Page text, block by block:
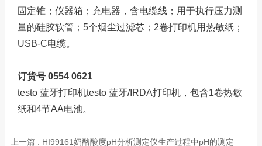
固定锥；仪器箱；充电器，含电缆线；用于执行压力测
量的硅胶软管；5个烟尘过滤芯；2卷打印机用热敏纸；
USB-C电缆。
订货号 0554 0621
testo 蓝牙打印机testo 蓝牙/IRDA打印机，包含1卷热敏
纸和4节AA电池。
上一篇 : HI99161奶酪酸度pH分析测定仪生产过程中pH的测定